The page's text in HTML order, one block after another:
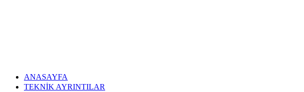
ANASAYFA
TEKNİK AYRINTILAR